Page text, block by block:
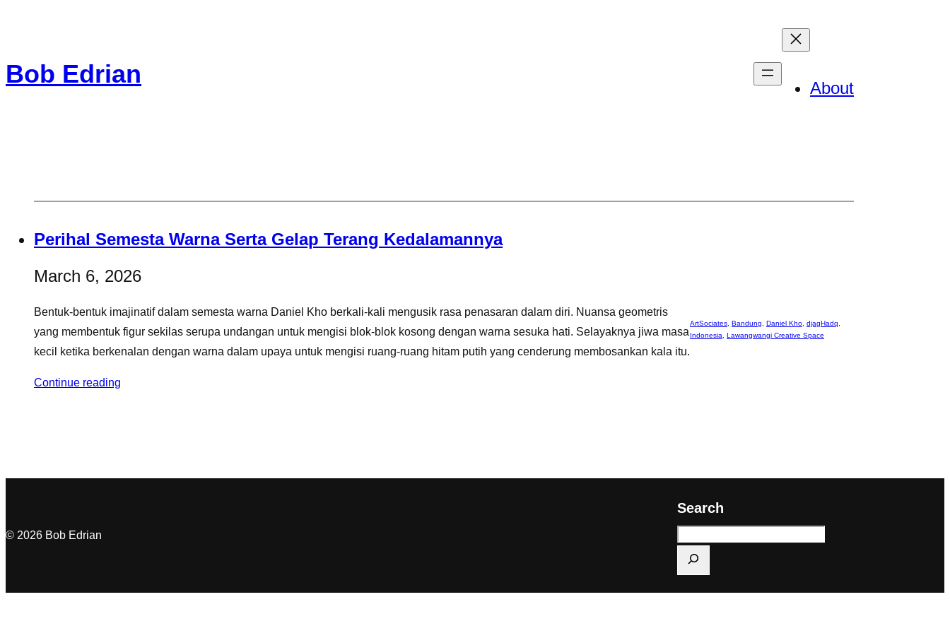
content
Bob Edrian About
Perihal Semesta Warna Serta Gelap Terang Kedalamannya
March 6, 2026
Bentuk-bentuk imajinatif dalam semesta warna Daniel Kho berkali-kali mengusik rasa penasaran dalam diri. Nuansa geometris
yang membentuk figur sekilas serupa undangan untuk mengisi blok-blok kosong dengan warna sesuka hati. Selayaknya jiwa masa
kecil ketika berkenalan dengan warna dalam upaya untuk mengisi ruang-ruang hitam putih yang cenderung membosankan kala itu.
Continue reading
ArtSociates, Bandung, Daniel Kho, djagHadq,
Indonesia, Lawangwangi Creative Space
© 2026 Bob Edrian
Search